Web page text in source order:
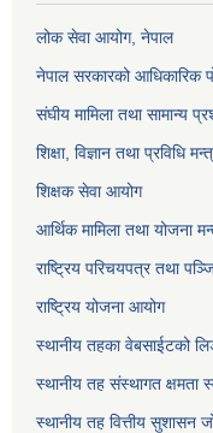
लोक सेवा आयोग, नेपाल
नेपाल सरकारको आधिकारिक
संघीय मामिला तथा सामान्य
शिक्षा, विज्ञान तथा प्रविधि
शिक्षक सेवा आयोग
आर्थिक मामिला तथा योजना
राष्ट्रिय परिचयपत्र तथा
राष्ट्रिय योजना आयोग
स्थानीय तहका वेबसाईटको
स्थानीय तह संस्थागत
स्थानीय तह वित्तीय सुशासन